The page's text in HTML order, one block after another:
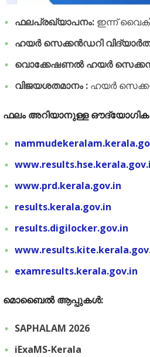
ഫലപ്രഖ്യാപനം: ഇന്ന്
ഹയർ സെക്കൻഡറി
വൊക്കേഷണൽ ഹയർ
വിജയശതമാനം : ഹയർ
​ഫലം അറിയാനുള്ള
www.prd.kerala.gov.in
results.kerala.gov.in
results.digilocker.gov.in
examresults.kerala.gov.in
​മൊബൈൽ ആപ്പുകൾ:
SAPHALAM 2026
iExaMS-Kerala